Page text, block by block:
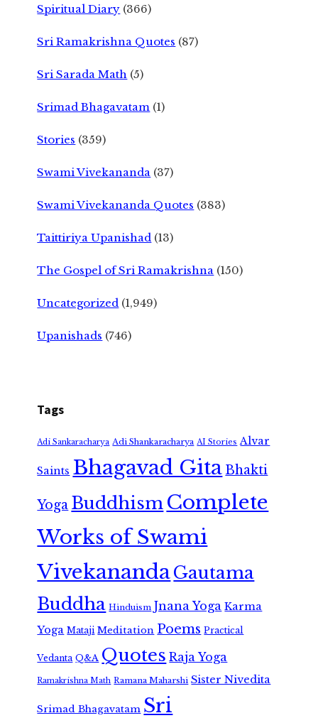
Spiritual Diary (366)
Sri Ramakrishna Quotes (87)
Sri Sarada Math (5)
Srimad Bhagavatam (1)
Stories (359)
Swami Vivekananda (37)
Swami Vivekananda Quotes (383)
Taittiriya Upanishad (13)
The Gospel of Sri Ramakrishna (150)
Uncategorized (1,949)
Upanishads (746)
Tags
Adi Sankaracharya Adi Shankaracharya AI Stories Alvar
Saints Bhagavad GitaBhakti
Yoga Buddhism Complete
Works of Swami
VivekanandaGautama
Buddha Hinduism Jnana Yoga Karma
Yoga Mataji Meditation Poems Practical
Vedanta Q&A Quotes Raja Yoga
Ramakrishna Math Ramana Maharshi Sister Nivedita
Srimad Bhagavatam Sri